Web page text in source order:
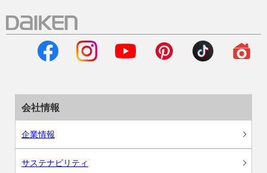
会社情報
企業情報
サステナビリティ